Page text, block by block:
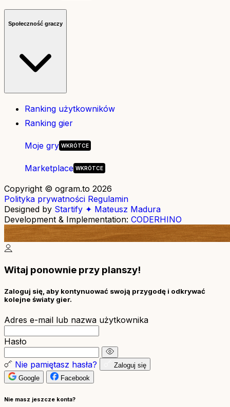
Społeczność graczy
Ranking użytkowników
Ranking gier
Moje gry
Marketplace
Copyright © ogram.to 2026
Polityka prywatności Regulamin
Designed by Startify ✦ Mateusz Madura
Development & Implementation: CODERHINO
Witaj ponownie przy planszy!
Zaloguj się, aby kontynuować swoją przygodę i odkrywać
kolejne światy gier.
Adres e-mail lub nazwa użytkownika
Hasło
Nie pamiętasz hasła?
Zaloguj się
Google
Facebook
Nie masz jeszcze konta?